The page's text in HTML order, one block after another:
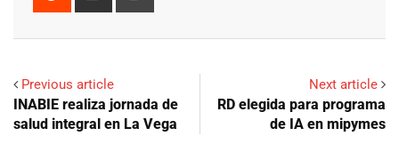
Previous article
INABIE realiza jornada de
salud integral en La Vega
Next article
RD elegida para programa
de IA en mipymes